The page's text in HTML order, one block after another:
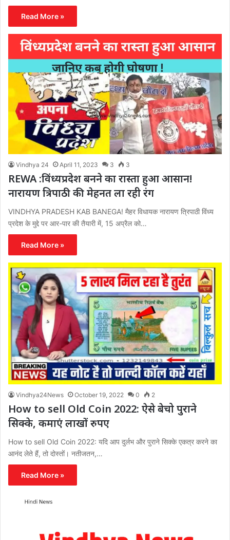
Read More »
Vindhya 24 April 11, 2023 3 3
REWA :विंध्यप्रदेश बनने का रास्ता हुआ आसान!
नारायण त्रिपाठी की मेहनत ला रही रंग
VINDHYA PRADESH KAB BANEGA! मैहर विधायक नारायण त्रिपाठी विंध्य
प्रदेश के मुद्दे पर आर-पार की तैयारी में, 15 अप्रैल को…
Read More »
Vindhya24News October 19, 2022 0 2
How to sell Old Coin 2022: ऐसे बेचो पुराने
सिक्के, कमाएं लाखों रुपए
How to sell Old Coin 2022: यदि आप दुर्लभ और पुराने सिक्के एकत्र करने का
आनंद लेते हैं, तो दोस्तों। नतीजतन,…
Read More »